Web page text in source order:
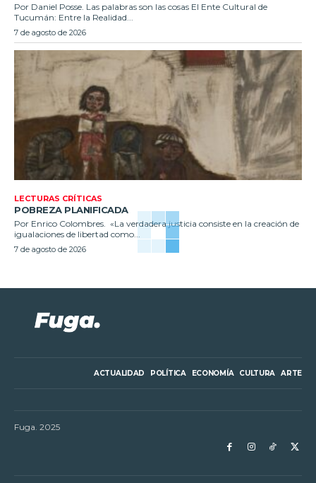
Por Daniel Posse. Las palabras son las cosas El Ente Cultural de
Tucumán: Entre la Realidad...
7 de agosto de 2026
LECTURAS CRÍTICAS
POBREZA PLANIFICADA
Por Enrico Colombres. «La verdadera justicia consiste en la creación de
igualaciones de libertad como...
7 de agosto de 2026
ACTUALIDAD POLÍTICA ECONOMÍA CULTURA ARTE
Fuga. 2025